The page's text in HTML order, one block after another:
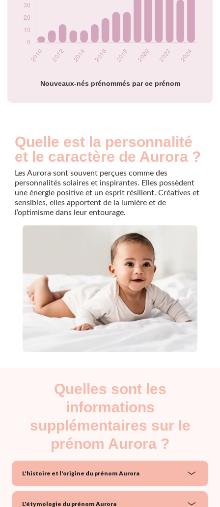
Nouveaux-nés prénommés par ce prénom
Popularité du
2021
2022
2023
50
Quelle est la personnalité
et le caractère de Aurora ?
Les Aurora sont souvent perçues comme des
personnalités solaires et inspirantes. Elles possèdent
une énergie positive et un esprit résilient. Créatives et
sensibles, elles apportent de la lumière et de
l’optimisme dans leur entourage.
Quelles sont les
informations
supplémentaires sur le
prénom Aurora ?
L'histoire et l'origine du prénom Aurora
L'étymologie du prénom Aurora